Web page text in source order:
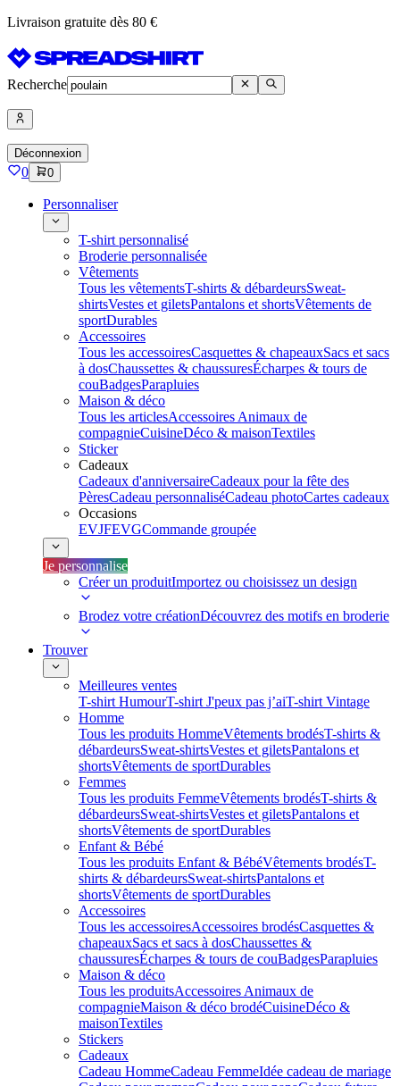
Livraison gratuite dès 80 €
Recherche
Déconnexion
0 0
Personnaliser
T-shirt personnalisé
Broderie personnalisée
Vêtements
Tous les vêtementsT-shirts & débardeursSweat-
shirtsVestes et giletsPantalons et shortsVêtements de
sportDurables
Accessoires
Tous les accessoiresCasquettes & chapeauxSacs et sacs
à dosChaussettes & chaussuresÉcharpes & tours de
couBadgesParapluies
Maison & déco
Tous les articlesAccessoires Animaux de
compagnieCuisineDéco & maisonTextiles
Sticker
Cadeaux
Cadeaux d'anniversaireCadeaux pour la fête des
PèresCadeau personnaliséCadeau photoCartes cadeaux
Occasions
EVJFEVGCommande groupée
Je personnalise
Créer un produitImportez ou choisissez un design
Brodez votre créationDécouvrez des motifs en broderie
Trouver
Meilleures ventes
T-shirt HumourT-shirt J'peux pas j’aiT-shirt Vintage
Homme
Tous les produits HommeVêtements brodésT-shirts &
débardeursSweat-shirtsVestes et giletsPantalons et
shortsVêtements de sportDurables
Femmes
Tous les produits FemmeVêtements brodésT-shirts &
débardeursSweat-shirtsVestes et giletsPantalons et
shortsVêtements de sportDurables
Enfant & Bébé
Tous les produits Enfant & BébéVêtements brodésT-
shirts & débardeursSweat-shirtsPantalons et
shortsVêtements de sportDurables
Accessoires
Tous les accessoiresAccessoires brodésCasquettes &
chapeauxSacs et sacs à dosChaussettes &
chaussuresÉcharpes & tours de couBadgesParapluies
Maison & déco
Tous les produitsAccessoires Animaux de
compagnieMaison & déco brodéCuisineDéco &
maisonTextiles
Stickers
Cadeaux
Cadeau HommeCadeau FemmeIdée cadeau de mariage​